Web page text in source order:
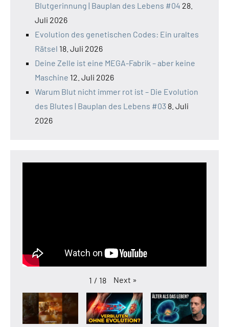
Blutgerinnung | Bauplan des Lebens #04 28.
Juli 2026
Evolution des genetischen Codes: Ein uraltes
Rätsel 18. Juli 2026
Deine Zelle ist eine MEGA-Fabrik – aber keine
Maschine 12. Juli 2026
Warum Blut nicht immer rot ist – Die Evolution
des Blutes | Bauplan des Lebens #03 8. Juli
2026
1 / 18 Next »